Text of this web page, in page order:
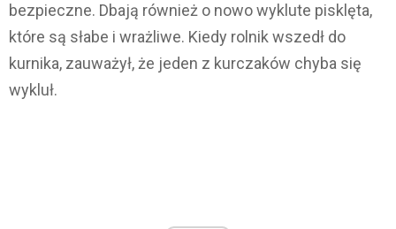
bezpieczne. Dbają również o nowo wyklute pisklęta,
które są słabe i wrażliwe. Kiedy rolnik wszedł do
kurnika, zauważył, że jeden z kurczaków chyba się
wykluł.